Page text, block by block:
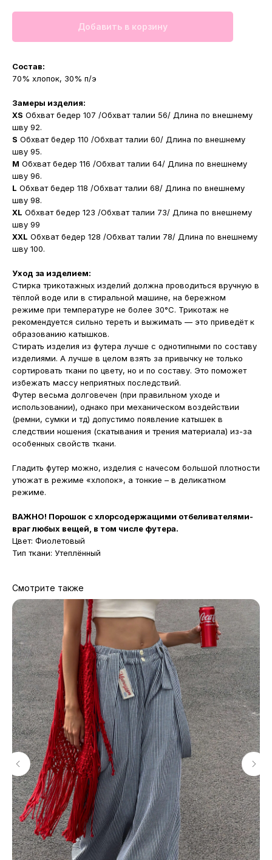
Добавить в корзину
Состав:
70% хлопок, 30% п/э
Замеры изделия:
XS Обхват бедер 107 /Обхват талии 56/ Длина по внешнему
шву 92.
S Обхват бедер 110 /Обхват талии 60/ Длина по внешнему
шву 95.
M Обхват бедер 116 /Обхват талии 64/ Длина по внешнему
шву 96.
L Обхват бедер 118 /Обхват талии 68/ Длина по внешнему
шву 98.
XL Обхват бедер 123 /Обхват талии 73/ Длина по внешнему
шву 99
XXL Обхват бедер 128 /Обхват талии 78/ Длина по внешнему
шву 100.
Уход за изделием:
Стирка трикотажных изделий должна проводиться вручную в
тёплой воде или в стиральной машине, на бережном
режиме при температуре не более 30°С. Трикотаж не
рекомендуется сильно тереть и выжимать — это приведёт к
образованию катышков.
Стирать изделия из футера лучше с однотипными по составу
изделиями. А лучше в целом взять за привычку не только
сортировать ткани по цвету, но и по составу. Это поможет
избежать массу неприятных последствий.
Футер весьма долговечен (при правильном уходе и
использовании), однако при механическом воздействии
(ремни, сумки и тд) допустимо появление катышек в
следствии ношения (скатывания и трения материала) из-за
особенных свойств ткани.
Гладить футер можно, изделия с начесом большой плотности
утюжат в режиме «хлопок», а тонкие – в деликатном
режиме.
ВАЖНО! Порошок с хлорсодержащими отбеливателями-
враг любых вещей, в том числе футера.
Цвет: Фиолетовый
Тип ткани: Утеплённый
Смотрите также
МАГАЗИНЫ
Потрогать, примерить,
ВЛЮБИТЬСЯ И КУПИТЬ
наш бренд вы можете по адресу